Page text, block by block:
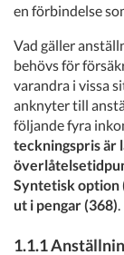
en förbindelse
Vad gäller
behövs för
varandra i vissa
anknyter till
följande fyra
teckningspris är
Syntetisk option
ut i pengar (368).
1.1.1